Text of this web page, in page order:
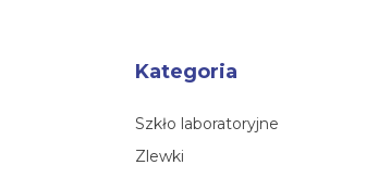
Kategoria
Szkło laboratoryjne
Zlewki